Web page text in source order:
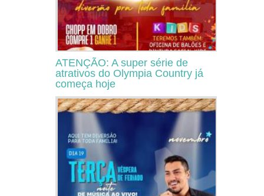
ATENÇÃO: A super série de
atrativos do Olympia Country já
começa hoje